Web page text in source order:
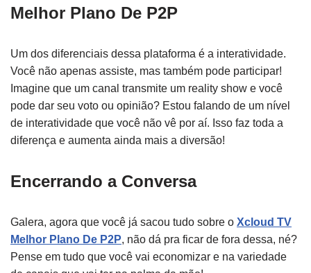
Melhor Plano De P2P
Um dos diferenciais dessa plataforma é a interatividade.
Você não apenas assiste, mas também pode participar!
Imagine que um canal transmite um reality show e você
pode dar seu voto ou opinião? Estou falando de um nível
de interatividade que você não vê por aí. Isso faz toda a
diferença e aumenta ainda mais a diversão!
Encerrando a Conversa
Galera, agora que você já sacou tudo sobre o Xcloud TV
Melhor Plano De P2P, não dá pra ficar de fora dessa, né?
Pense em tudo que você vai economizar e na variedade